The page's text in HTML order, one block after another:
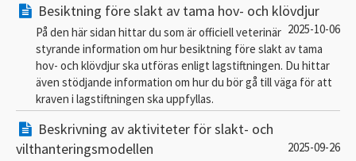
Besiktning före slakt av tama hov- och klövdjur
2025-10-06
På den här sidan hittar du som är officiell veterinär
styrande information om hur besiktning före slakt av tama
hov- och klövdjur ska utföras enligt lagstiftningen. Du hittar
även stödjande information om hur du bör gå till väga för att
kraven i lagstiftningen ska uppfyllas.
Beskrivning av aktiviteter för slakt- och
vilthanteringsmodellen
2025-09-26